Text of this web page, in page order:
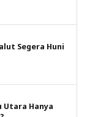
Segera Huni
Utara Hanya